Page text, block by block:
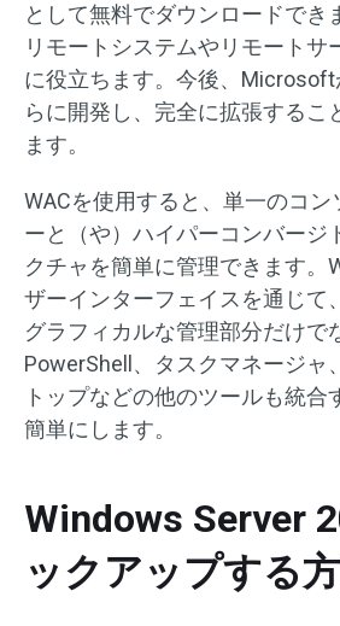
として無料でダウンロードでき
リモートシステムやリモートサ
に役立ちます。今後、Microsoft
らに開発し、完全に拡張するこ
ます。
WACを使用すると、単一のコ
ーと（や）ハイパーコンバージ
クチャを簡単に管理できます。
ザーインターフェイスを通じて
グラフィカルな管理部分だけで
PowerShell、タスクマネージャ
トップなどの他のツールも統合
簡単にします。
Windows Server
ックアップする